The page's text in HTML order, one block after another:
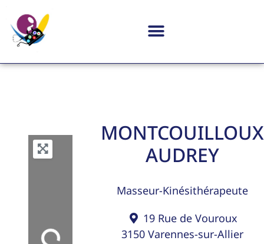
MONTCOUILLOUX
AUDREY
Masseur-Kinésithérapeute
19 Rue de Vouroux
3150 Varennes-sur-Allier